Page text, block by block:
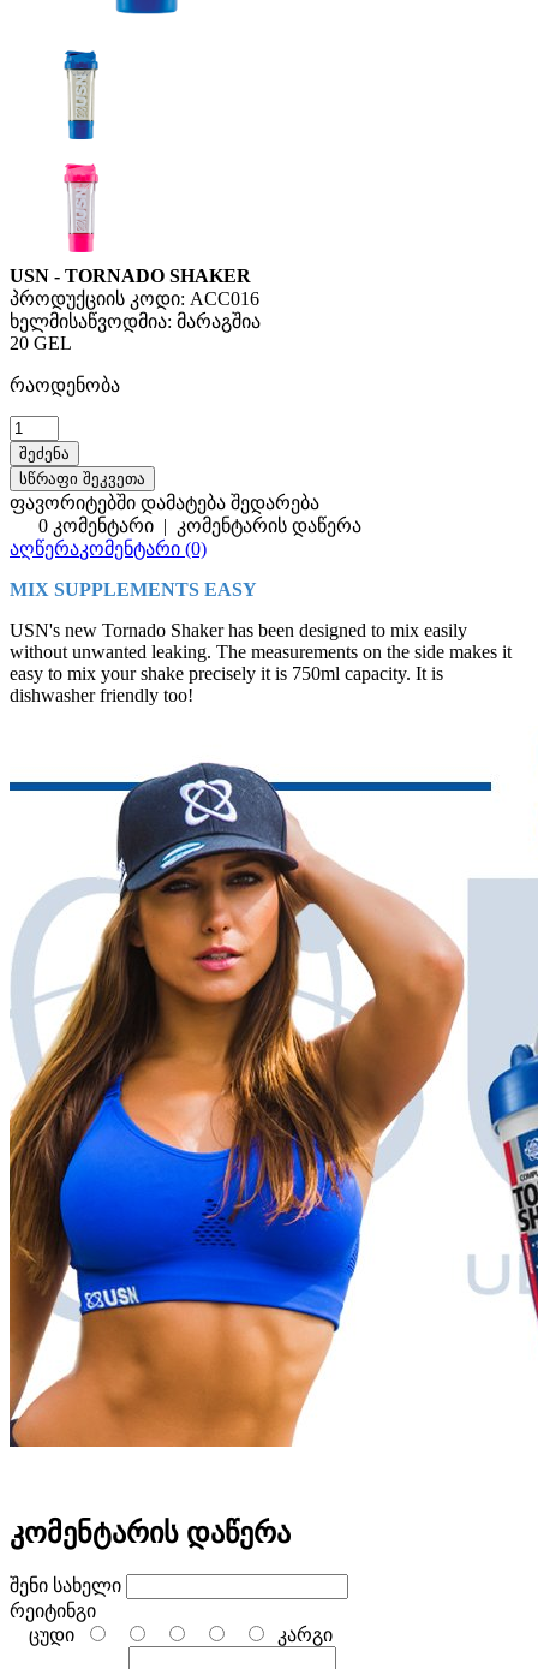
USN - TORNADO SHAKER
პროდუქციის კოდი: ACC016
ხელმისაწვოდმია: მარაგშია
20 GEL
რაოდენობა
სწრაფი შეკვეთა
ფავორიტებში დამატება შედარება
0 კომენტარი | კომენტარის დაწერა
აღწერაკომენტარი (0)
MIX SUPPLEMENTS EASY
USN's new Tornado Shaker has been designed to mix easily
without unwanted leaking. The measurements on the side makes it
easy to mix your shake precisely it is 750ml capacity. It is
dishwasher friendly too!
კომენტარის დაწერა
შენი სახელი
რეიტინგი
ცუდი
კარგი